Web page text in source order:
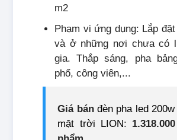
m2
Phạm vi ứng dụng: Lắp
và ở những nơi chưa có
gia. Thắp sáng, pha
phố, công viên,...
Giá bán đèn pha led
mặt trời LION: